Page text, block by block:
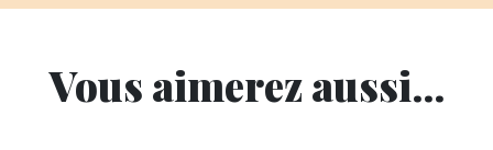
Vous aimerez aussi...